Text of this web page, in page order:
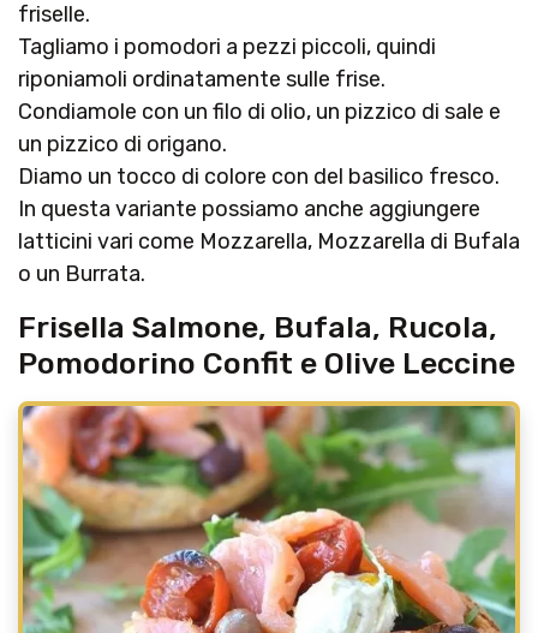
friselle.
Tagliamo i pomodori a pezzi piccoli, quindi
riponiamoli ordinatamente sulle frise.
Condiamole con un filo di olio, un pizzico di sale e
un pizzico di origano.
Diamo un tocco di colore con del basilico fresco.
In questa variante possiamo anche aggiungere
latticini vari come Mozzarella, Mozzarella di Bufala
o un Burrata.
Frisella Salmone, Bufala, Rucola,
Pomodorino Confit e Olive Leccine